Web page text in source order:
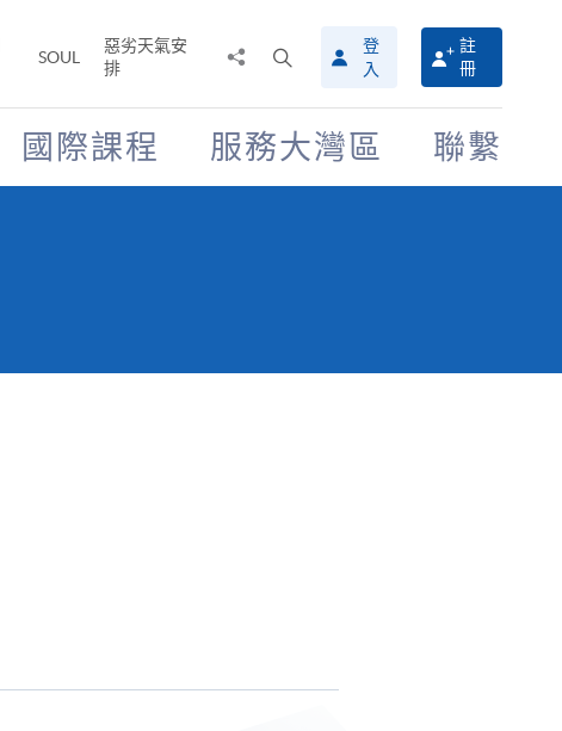
SOUL
惡劣天氣安
排
搜
尋
介
面
登
入
註
冊
國際課程 服務大灣區 聯繫